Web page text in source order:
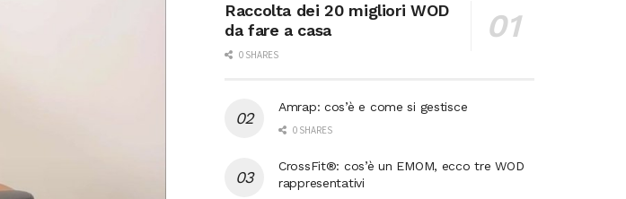
Raccolta dei 20 migliori WOD
da fare a casa
0 SHARES
Amrap: cos’è e come si gestisce
0 SHARES
CrossFit®: cos’è un EMOM, ecco tre WOD
rappresentativi